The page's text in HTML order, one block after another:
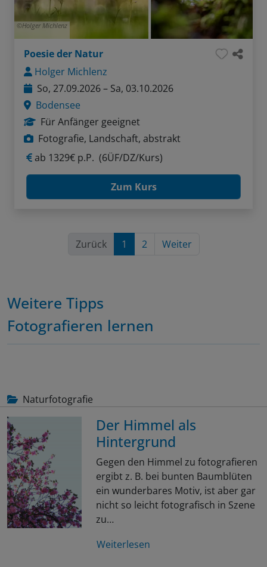
Holger Michlenz
Poesie der Natur
Holger Michlenz
So, 27.09.2026 – Sa, 03.10.2026
Bodensee
Für Anfänger geeignet
Fotografie, Landschaft, abstrakt
ab 1329€ p.P. (6ÜF/DZ/Kurs)
Zum Kurs
Zurück 1 2 Weiter
Weitere Tipps
Fotografieren lernen
Naturfotografie
Der Himmel als
Hintergrund
Gegen den Himmel zu fotografieren
ergibt z. B. bei bunten Baumblüten
ein wunderbares Motiv, ist aber gar
nicht so leicht fotografisch in Szene
zu…
Weiterlesen